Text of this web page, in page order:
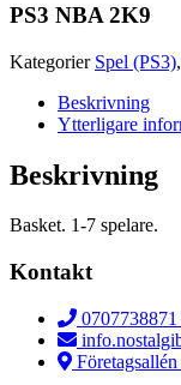
PS3 NBA 2K9
Kategorier Spel (PS3),
Beskrivning
Ytterligare
Beskrivning
Basket. 1-7 spelare.
Kontakt